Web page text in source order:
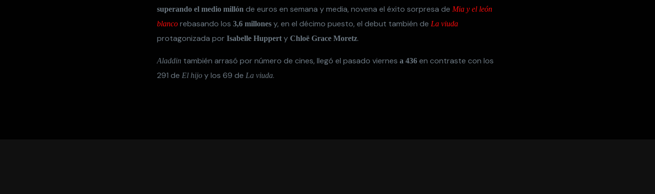
superando el medio millón de euros en semana y media, novena el éxito sorpresa de Mia y el león
blanco rebasando los 3,6 millones y, en el décimo puesto, el debut también de La viuda
protagonizada por Isabelle Huppert y Chloë Grace Moretz.
Aladdin también arrasó por número de cines, llegó el pasado viernes a 436 en contraste con los
291 de El hijo y los 69 de La viuda.